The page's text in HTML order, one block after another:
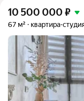
10 500 000 ₽
67 м² квартира-